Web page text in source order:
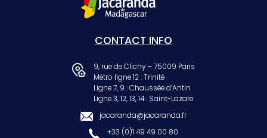
CONTACT INFO
9, rue de Clichy – 75009 Paris
Métro ligne 12 : Trinité
Ligne 7, 9 : Chaussée d’Antin
Ligne 3, 12, 13, 14 : Saint-Lazare
jacaranda@jacaranda.fr
+33 (0)1 49 49 00 80